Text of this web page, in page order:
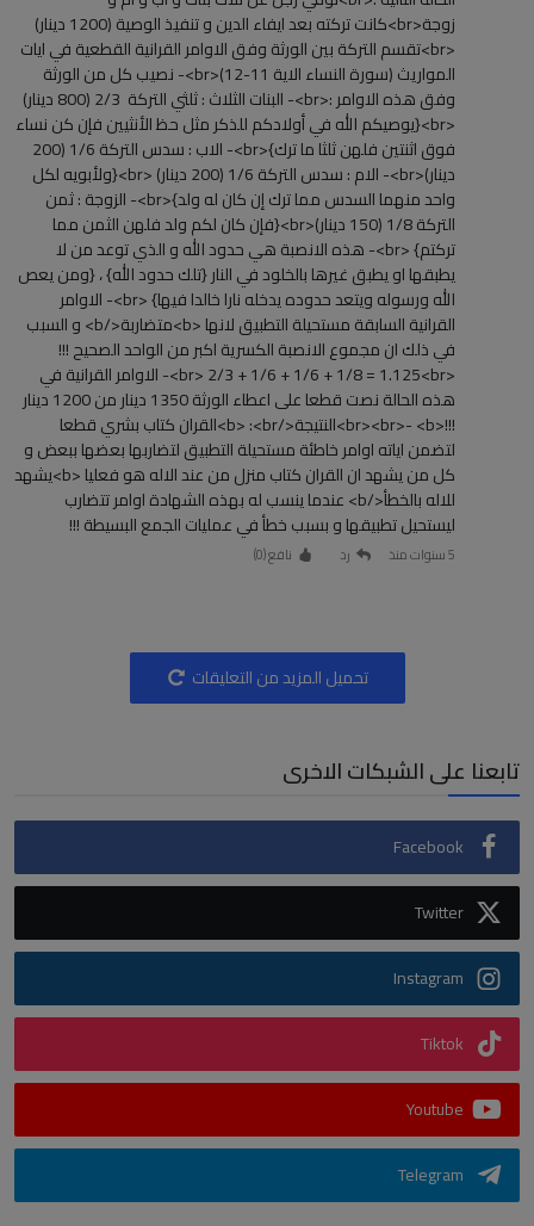
زوجة<br>كانت تركته بعد ايفاء الدين و تنفيذ الوصية (1200 دينار)
<br>تقسم التركة بين الورثة وفق الاوامر القرانية القطعية في ايات
المواريث (سورة النساء الاية 11-12)<br>- نصيب كل من الورثة
وفق هذه الاوامر :<br>- البنات الثلاث : ثلثي التركة 2/3 (800 دينار)
<br>{يوصيكم الله في أولادكم للذكر مثل حظ الأنثيين فإن كن نساء
فوق اثنتين فلهن ثلثا ما ترك}<br>- الاب : سدس التركة 1/6 (200
دينار)<br>- الام : سدس التركة 1/6 (200 دينار) <br>{ولأبويه لكل
واحد منهما السدس مما ترك إن كان له ولد}<br>- الزوجة : ثمن
التركة 1/8 (150 دينار)<br>{فإن كان لكم ولد فلهن الثمن مما
تركتم} <br>- هذه الانصبة هي حدود الله و الذي توعد من لا
يطبقها او يطبق غيرها بالخلود في النار {تلك حدود الله} ، {ومن يعص
الله ورسوله ويتعد حدوده يدخله نارا خالدا فيها} <br>- الاوامر
القرانية السابقة مستحيلة التطبيق لانها <b>متضاربة</b> و السبب
في ذلك ان مجموع الانصبة الكسرية اكبر من الواحد الصحيح !!!
<br> 2/3 + 1/6 + 1/6 + 1/8 = 1.125<br>- الاوامر القرانية في
هذه الحالة نصت قطعا على اعطاء الورثة 1350 دينار من 1200 دينار
!!!<br><br>- <b>النتيجة</b> :<br>القران كتاب بشري قطعا
لتضمن اياته اوامر خاطئة مستحيلة التطبيق لتضاربها بعضها ببعض و
كل من يشهد ان القران كتاب منزل من عند الاله هو فعليا <b>يشهد
للاله بالخطأ</b> عندما ينسب له بهذه الشهادة اوامر تتضارب
ليستحيل تطبيقها و بسبب خطأ في عمليات الجمع البسيطة !!!
5 سنوات منذ رد نافع (0
)
تحميل المزيد من التعليقات
تابعنا على الشبكات الاخرى
Facebook
Twitter
Instagram
Tiktok
Youtube
Telegram